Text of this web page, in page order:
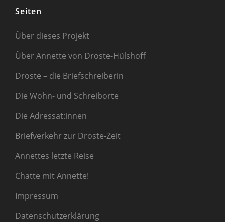
Seiten
Über dieses Projekt
Über Annette von Droste-Hülshoff
Droste – die Briefschreiberin
Die Wohn- und Schreiborte
Die Adressat:innen
Briefverkehr zur Droste-Zeit
Annettes letzte Reise
Chatte mit Annette!
Impressum
Datenschutzerklärung